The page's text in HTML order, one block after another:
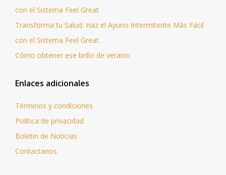
con el Sistema Feel Great
Transforma tu Salud: Haz el Ayuno Intermitente Más Fácil
con el Sistema Feel Great
Cómo obtener ese brillo de verano:
Enlaces adicionales
Términos y condiciones
Política de privacidad
Boletin de Noticias
Contactanos